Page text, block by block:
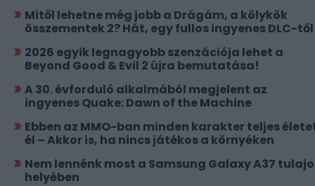
Mitől lehetne még jobb a Drágám, a kölykök
összementek 2? Hát, egy fullos ingyenes DLC-
2026 egyik legnagyobb szenzációja lehet a
Beyond Good & Evil 2 újra bemutatása!
A 30. évforduló alkalmából megjelent az
ingyenes Quake: Dawn of the Machine
Ebben az MMO-ban minden karakter teljes
él – Akkor is, ha nincs játékos a környéken
Nem lennénk most a Samsung Galaxy A37
helyében